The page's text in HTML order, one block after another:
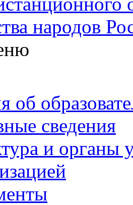
об
сведения
и органы